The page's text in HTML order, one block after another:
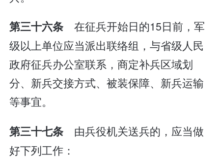
第三十六条 在征兵开始日的15日前，军
级以上单位应当派出联络组，与省级人民
政府征兵办公室联系，商定补兵区域划
分、新兵交接方式、被装保障、新兵运输
等事宜。
第三十七条 由兵役机关送兵的，应当做
好下列工作：